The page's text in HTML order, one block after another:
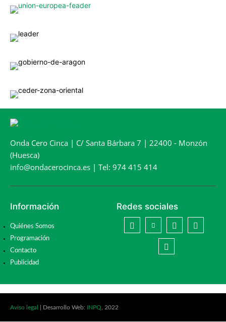
Onda Cero Cinca | C/ Santa Bárbara 7 | 22400 - Monzón
(Huesca)
info@ondacerocinca.es | Tel: 974 415 414
Información
Quiénes Somos
Programación
Contacto
Publicidad
Redes sociales
Aviso legal | Desarrollo Web: INPQ , 2022